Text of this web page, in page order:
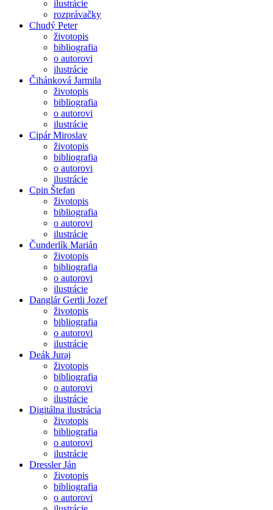
ilustrácie
rozprávačky
Chudý Peter
životopis
bibliografia
o autorovi
ilustrácie
Čihánková Jarmila
životopis
bibliografia
o autorovi
ilustrácie
Cipár Miroslav
životopis
bibliografia
o autorovi
ilustrácie
Cpin Štefan
životopis
bibliografia
o autorovi
ilustrácie
Čunderlík Marián
životopis
bibliografia
o autorovi
ilustrácie
Danglár Gertli Jozef
životopis
bibliografia
o autorovi
ilustrácie
Deák Juraj
životopis
bibliografia
o autorovi
ilustrácie
Digitálna ilustrácia
životopis
bibliografia
o autorovi
ilustrácie
Dressler Ján
životopis
bibliografia
o autorovi